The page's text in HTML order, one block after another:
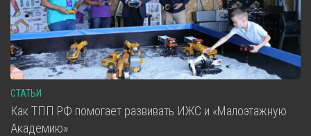
СТАТЬИ
Как ТПП РФ помогает развивать ИЖС и «Малоэтажную
Академию»